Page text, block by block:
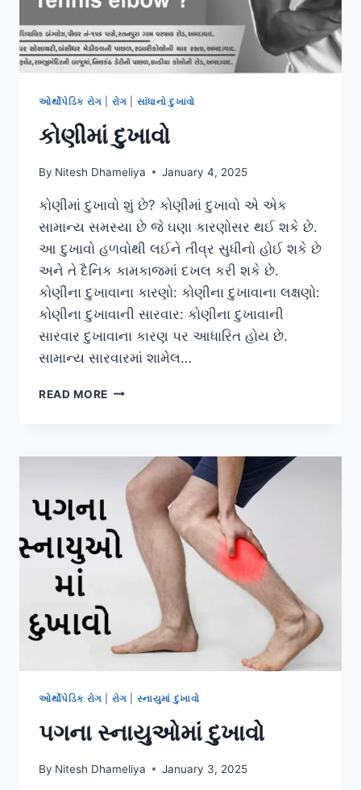
ઓર્થોપેડિક રોગ રોગ સાંધાનો દુખાવો
કોણીમાં દુખાવો
By Nitesh Dhameliya January 4, 2025
કોણીમાં દુખાવો શું છે? કોણીમાં દુખાવો એ એક
સામાન્ય સમસ્યા છે જે ઘણા કારણોસર થઈ શકે છે.
આ દુખાવો હળવોથી લઈને તીવ્ર સુધીનો હોઈ શકે છે
અને તે દૈનિક કામકાજમાં દખલ કરી શકે છે.
કોણીના દુખાવાના કારણો: કોણીના દુખાવાના લક્ષણો:
કોણીના દુખાવાની સારવાર: કોણીના દુખાવાની
સારવાર દુખાવાના કારણ પર આધારિત હોય છે.
સામાન્ય સારવારમાં શામેલ…
READ MORE કોણીમાં
ઓર્થોપેડિક રોગ રોગ સ્નાયુમાં દુખાવો
પગના સ્નાયુઓમાં દુખાવો
By Nitesh Dhameliya January 3, 2025